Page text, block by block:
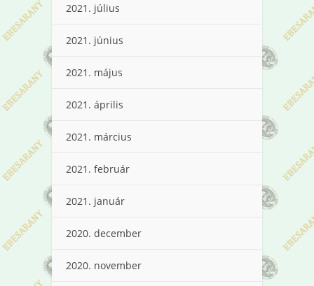
2021. július
2021. június
2021. május
2021. április
2021. március
2021. február
2021. január
2020. december
2020. november